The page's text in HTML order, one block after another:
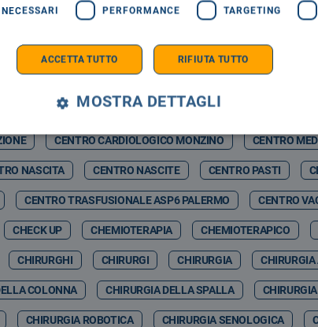
CASAGIT SALUTE CASERMA BOTTA
CASTELBUONO SCIENZA CASTELBUONO WINTER
INTELLIGENCE CEFALÙ ENERGIA SPA
CENTRO CARDIOLOGICO MONZINO CENTRO
NASCITA CENTRO NASCITE CENTRO PASTI
CENTRO TRASFUSIONALE ASP6 PALERMO CENTRO
CHECK UP CHEMIOTERAPIA CHEMIOTERAPICO
CHIRURGHI CHIRURGI CHIRURGIA CHIRURGIA
COLONNA CHIRURGIA DELLA SPALLA
CHIRURGIA ROBOTICA CHIRURGIA SENOLOGICA
PERFORMANCE TARGETING
ACCETTA TUTTO RIFIUTA TUTTO
MOSTRA DETTAGLI